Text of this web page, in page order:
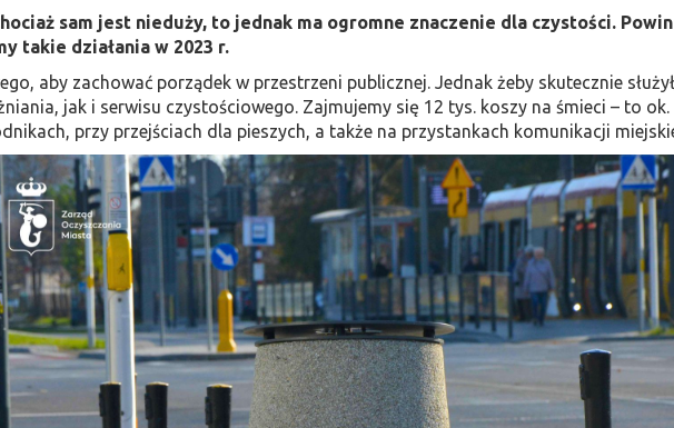
sam jest nieduży, to jednak ma ogromne znaczenie dla czystości.
takie działania w 2023 r.
aby zachować porządek w przestrzeni publicznej. Jednak żeby skutecznie
jak i serwisu czystościowego. Zajmujemy się 12 tys. koszy na śmieci – to
przy przejściach dla pieszych, a także na przystankach komunikacji